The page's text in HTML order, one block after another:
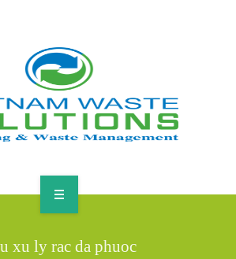
xu ly rac da phuoc